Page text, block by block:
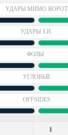
УДАРЫ МИМО ВОРОТ
УДАРЫ З.И.
ФОЛЫ
УГЛОВЫЕ
OFFSIDES
1